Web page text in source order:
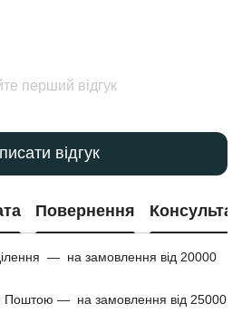
перший відгук
відгук
Повернення
— на замовлення від 20000
Поштою — на замовлення від 25000